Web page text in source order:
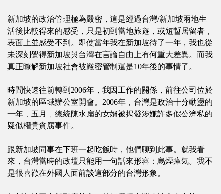
新加坡的政治管理極為嚴密，這是經過台灣/新加坡兩地生
活後比較得來的感受，只是初到當地旅遊，或短暫居留者，
表面上並感受不到。即使當年我在新加坡待了一年，我也從
未深刻覺得新加坡與台灣在言論自由上有何重大差異。而我
真正瞭解新加坡社會被嚴密管制還是10年後的事情了。
時間快速往前轉到2006年，我因工作的關係，前往公司位於
新加坡的區域辦公室開會。2006年，台灣是政治十分動盪的
一年，五月，總統陳水扁的女婿被揭發涉嫌許多假公濟私的
疑似權貴貪腐事件。
跟新加坡同事在下班一起吃飯時，他們聊到此事。就我看
來，台灣當時的政壇只能用一句話來形容：烏煙瘴氣。我不
是很喜歡在外國人面前談這部分的台灣形象。